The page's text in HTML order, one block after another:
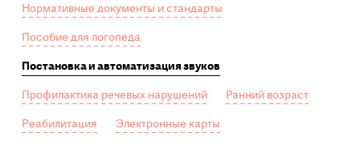
Нормативные документы и стандарты
Пособие для логопеда
Постановка и автоматизация звуков
Профилактика речевых нарушений
Ранний возраст
Реабилитация
Электронные карты